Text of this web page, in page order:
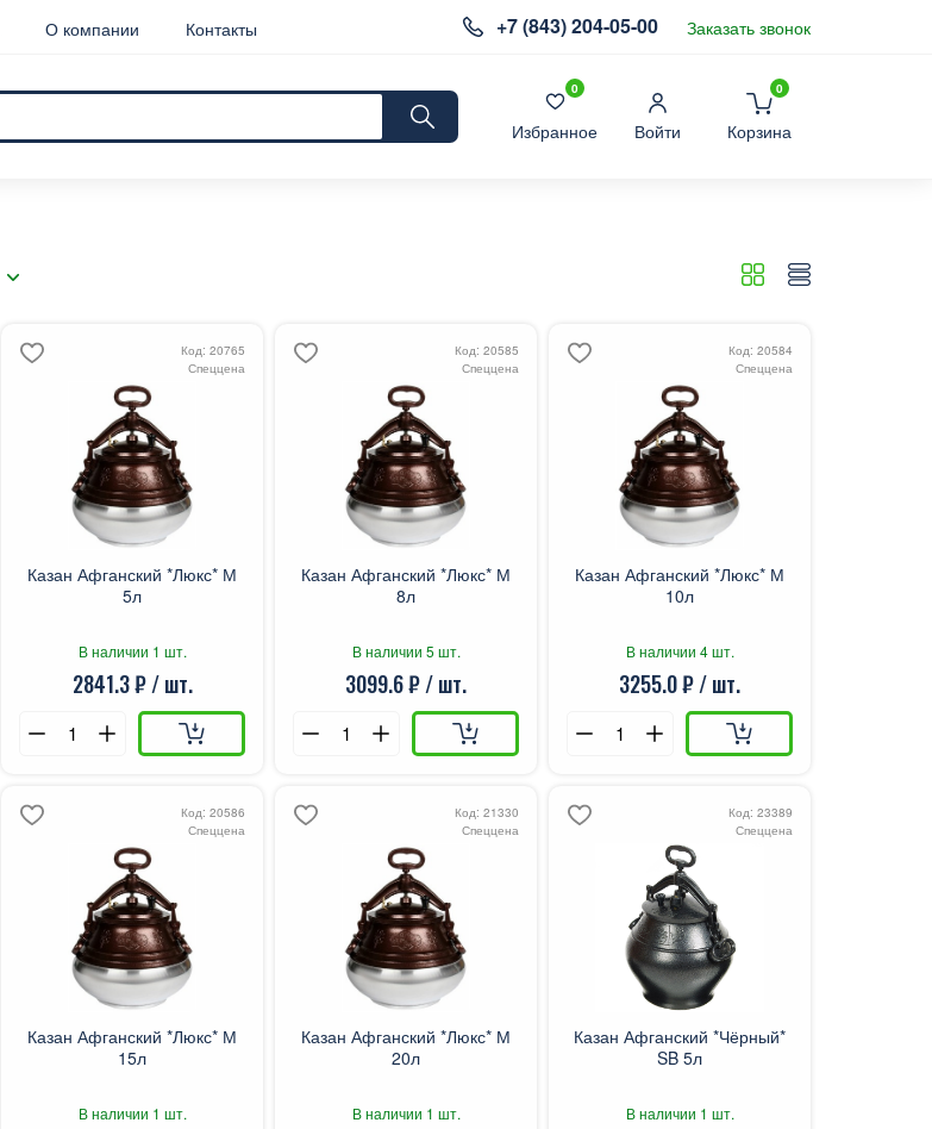
О компании Контакты +7 (843) 204-05-00 Заказать звонок
0
Избранное Войти
0
Корзина
Код: 20765
Спеццена
Казан Афганский *Люкс* М
5л
В наличии 1 шт.
2841.3 ₽ / шт.
Код: 20585
Спеццена
Казан Афганский *Люкс* М
8л
В наличии 5 шт.
3099.6 ₽ / шт.
Код: 20584
Спеццена
Казан Афганский *Люкс* М
10л
В наличии 4 шт.
3255.0 ₽ / шт.
Код: 20586
Спеццена
Казан Афганский *Люкс* М
15л
В наличии 1 шт.
Код: 21330
Спеццена
Казан Афганский *Люкс* М
20л
В наличии 1 шт.
Код: 23389
Спеццена
Казан Афганский *Чёрный*
SB 5л
В наличии 1 шт.